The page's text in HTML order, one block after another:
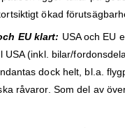
ökad
EU klart: USA och EU
USA (inkl. bilar/
dock helt, bl.a.
råvaror. Som del av